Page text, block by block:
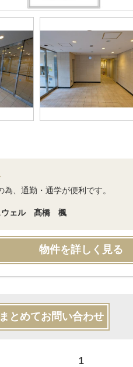
、通勤・通学が便利です。
ウェル 髙橋 楓
物件を詳しく見る
まとめてお問い合わせ
1